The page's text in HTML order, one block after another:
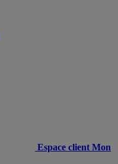
Espace client Mon